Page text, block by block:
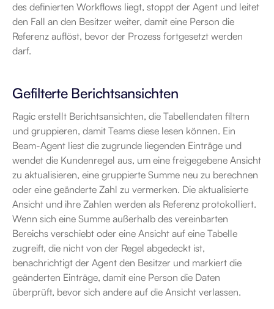
des definierten Workflows liegt, stoppt der Agent und leitet
den Fall an den Besitzer weiter, damit eine Person die
Referenz auflöst, bevor der Prozess fortgesetzt werden
darf.
Gefilterte Berichtsansichten
Ragic erstellt Berichtsansichten, die Tabellendaten filtern
und gruppieren, damit Teams diese lesen können. Ein
Beam-Agent liest die zugrunde liegenden Einträge und
wendet die Kundenregel aus, um eine freigegebene Ansicht
zu aktualisieren, eine gruppierte Summe neu zu berechnen
oder eine geänderte Zahl zu vermerken. Die aktualisierte
Ansicht und ihre Zahlen werden als Referenz protokolliert.
Wenn sich eine Summe außerhalb des vereinbarten
Bereichs verschiebt oder eine Ansicht auf eine Tabelle
zugreift, die nicht von der Regel abgedeckt ist,
benachrichtigt der Agent den Besitzer und markiert die
geänderten Einträge, damit eine Person die Daten
überprüft, bevor sich andere auf die Ansicht verlassen.